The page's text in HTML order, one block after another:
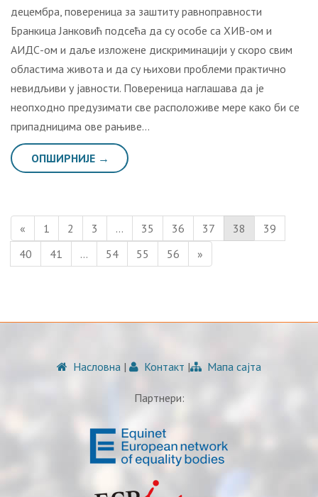
децембра, повереница за заштиту равноправности
Бранкица Јанковић подсећа да су особе са ХИВ-ом и
АИДС-ом и даље изложене дискриминацији у скоро свим
областима живота и да су њихови проблеми практично
невидљиви у јавности. Повереница наглашава да је
неопходно предузимати све расположиве мере како би се
припадницима ове рањиве…
ОПШИРНИЈЕ →
« 1 2 3 … 35 36 37 38
39
40
41 … 54 55 56 »
Насловна | Контакт | Мапа сајта
Партнери: